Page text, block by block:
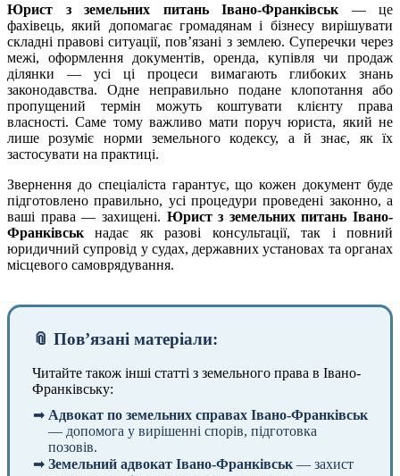
Юрист з земельних питань Івано-Франківськ — це
фахівець, який допомагає громадянам і бізнесу вирішувати
складні правові ситуації, пов’язані з землею. Суперечки через
межі, оформлення документів, оренда, купівля чи продаж
ділянки — усі ці процеси вимагають глибоких знань
законодавства. Одне неправильно подане клопотання або
пропущений термін можуть коштувати клієнту права
власності. Саме тому важливо мати поруч юриста, який не
лише розуміє норми земельного кодексу, а й знає, як їх
застосувати на практиці.
Звернення до спеціаліста гарантує, що кожен документ буде
підготовлено правильно, усі процедури проведені законно, а
ваші права — захищені. Юрист з земельних питань Івано-
Франківськ надає як разові консультації, так і повний
юридичний супровід у судах, державних установах та органах
місцевого самоврядування.
📎 Пов’язані матеріали:
Читайте також інші статті з земельного права в Івано-
Франківську:
Адвокат по земельних справах Івано-Франківськ
— допомога у вирішенні спорів, підготовка
позовів.
Земельний адвокат Івано-Франківськ — захист